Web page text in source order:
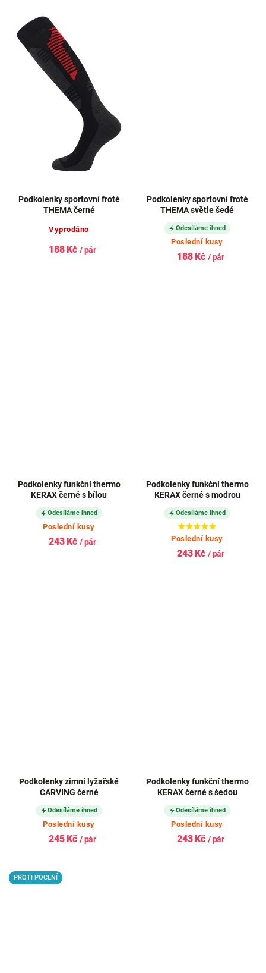
Podkolenky sportovní froté
THEMA černé
Vyprodáno
188 Kč / pár
Podkolenky sportovní froté
THEMA světle šedé
Odesíláme ihned
Poslední kusy
188 Kč / pár
Podkolenky funkční thermo
KERAX černé s bílou
Odesíláme ihned
Poslední kusy
243 Kč / pár
Podkolenky funkční thermo
KERAX černé s modrou
Odesíláme ihned
Poslední kusy
243 Kč / pár
Podkolenky zimní lyžařské
CARVING černé
Odesíláme ihned
Poslední kusy
245 Kč / pár
Podkolenky funkční thermo
KERAX černé s šedou
Odesíláme ihned
Poslední kusy
243 Kč / pár
PROTI POCENÍ